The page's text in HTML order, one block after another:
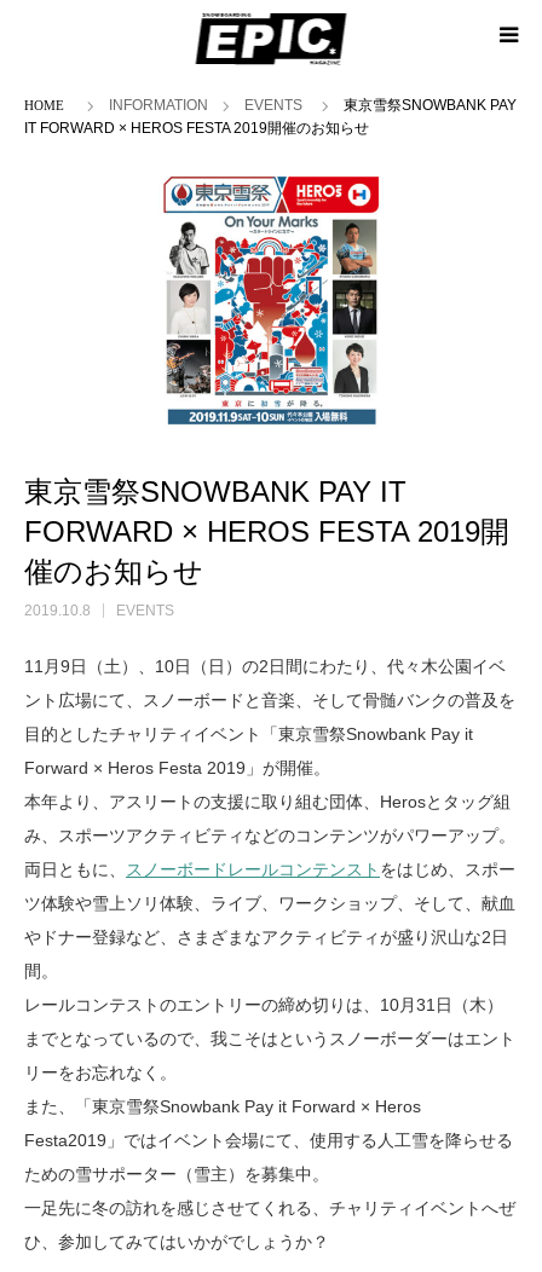
ホームINFORMATION EVENTS
東京雪祭SNOWBANK PAY
IT FORWARD × HEROS FESTA 2019開催のお知らせ
東京雪祭SNOWBANK PAY IT
FORWARD × HEROS FESTA 2019開
催のお知らせ
2019.10.8 EVENTS
11月9日（土）、10日（日）の2日間にわたり、代々木公園イベ
ント広場にて、スノーボードと音楽、そして骨髄バンクの普及を
目的としたチャリティイベント「東京雪祭Snowbank Pay it
Forward × Heros Festa 2019」が開催。
本年より、アスリートの支援に取り組む団体、Herosとタッグ組
み、スポーツアクティビティなどのコンテンツがパワーアップ。
両日ともに、
スノーボードレールコンテンスト をはじめ、スポー
ツ体験や雪上ソリ体験、ライブ、ワークショップ、そして、献血
やドナー登録など、さまざまなアクティビティが盛り沢山な2日
間。
レールコンテストのエントリーの締め切りは、10月31日（木）
までとなっているので、我こそはというスノーボーダーはエント
リーをお忘れなく。
また、「東京雪祭Snowbank Pay it Forward × Heros
Festa2019」ではイベント会場にて、使用する人工雪を降らせる
ための雪サポーター（雪主）を募集中。
一足先に冬の訪れを感じさせてくれる、チャリティイベントへぜ
ひ、参加してみてはいかがでしょうか？